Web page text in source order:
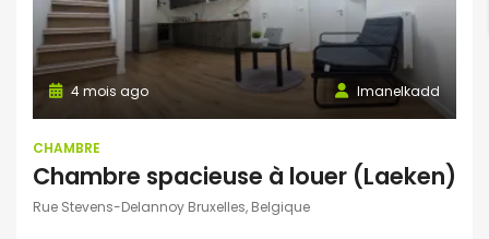
Imanelkadd
4 mois ago
CHAMBRE
Chambre spacieuse à louer (Laeken)
Rue Stevens-Delannoy Bruxelles, Belgique